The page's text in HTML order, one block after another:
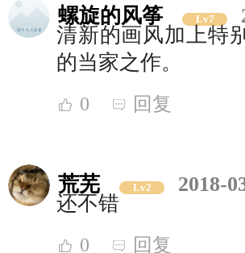
螺旋的风筝 Lv7
清新的画风加上特
的当家之作。
0 回复
荒芜 Lv2
2018-
还不错
0 回复